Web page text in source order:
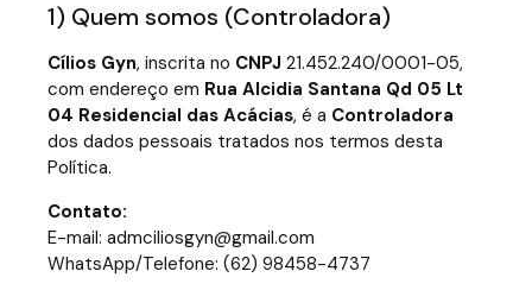
1) Quem somos (Controladora)
Cílios Gyn, inscrita no CNPJ 21.452.240/0001-05,
com endereço em Rua Alcidia Santana Qd 05 Lt
04 Residencial das Acácias, é a Controladora
dos dados pessoais tratados nos termos desta
Política.
Contato:
E-mail: admciliosgyn@gmail.com
WhatsApp/Telefone: (62) 98458-4737